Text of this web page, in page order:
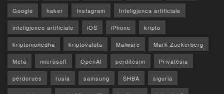
Google haker Instagram Inteligjenca artificiale
inteligjence artificiale iOS iPhone kripto
kriptomonedha kriptovaluta Malware Mark Zuckerberg
Meta microsoft OpenAI perditesim Privatësia
përdorues rusia samsung SHBA siguria